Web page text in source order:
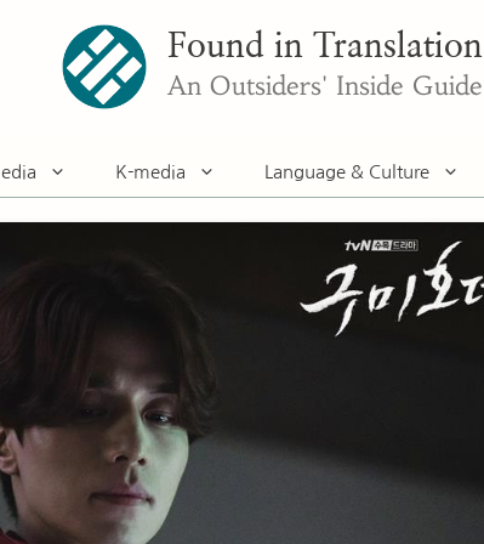
Found in Translation
An Outsiders' Inside Guide
K-media Language & Culture